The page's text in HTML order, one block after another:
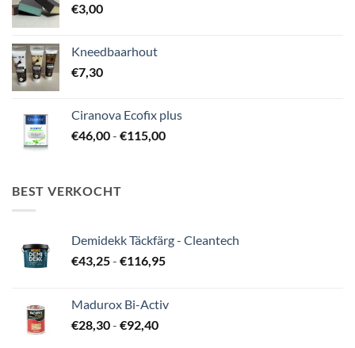
€3,00
Kneedbaarhout
€7,30
Ciranova Ecofix plus
€46,00- €115,00Prijsklasse:
BEST VERKOCHT
Demidekk Täckfärg - Cleantech
€43,25- €116,95Prijsklasse:
€116,95
Madurox Bi-Activ
€28,30- €92,40Prijsklasse: